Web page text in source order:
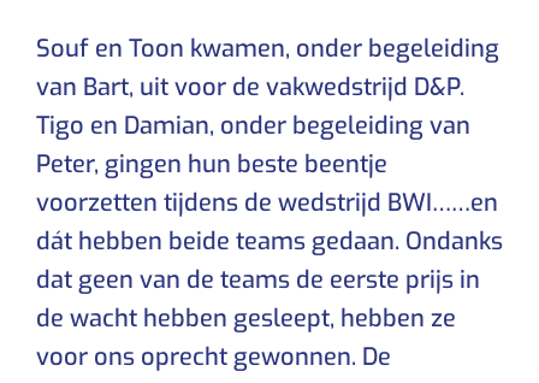
Souf en Toon kwamen, onder begeleiding
van Bart, uit voor de vakwedstrijd D&P.
Tigo en Damian, onder begeleiding van
Peter, gingen hun beste beentje
voorzetten tijdens de wedstrijd BWI……en
dát hebben beide teams gedaan. Ondanks
dat geen van de teams de eerste prijs in
de wacht hebben gesleept, hebben ze
voor ons oprecht gewonnen. De